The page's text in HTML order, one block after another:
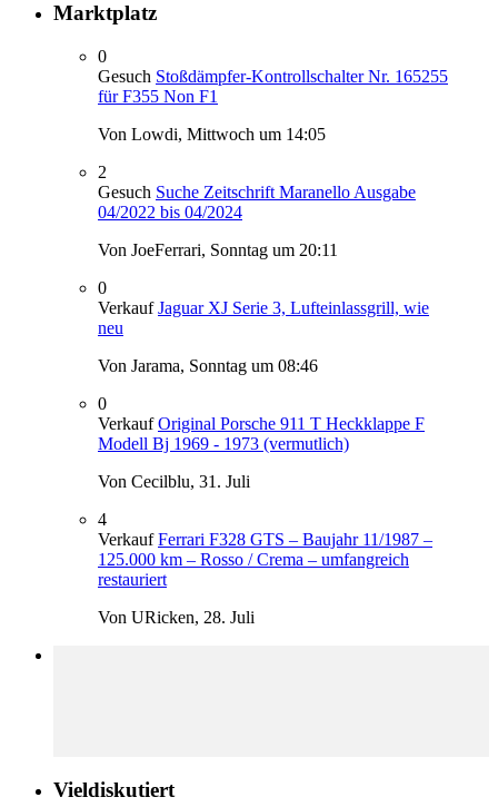
Marktplatz
0
Gesuch Stoßdämpfer-Kontrollschalter Nr. 165255
für F355 Non F1
Von Lowdi, Mittwoch um 14:05
2
Gesuch Suche Zeitschrift Maranello Ausgabe
04/2022 bis 04/2024
Von JoeFerrari, Sonntag um 20:11
0
Verkauf Jaguar XJ Serie 3, Lufteinlassgrill, wie
neu
Von Jarama, Sonntag um 08:46
0
Verkauf Original Porsche 911 T Heckklappe F
Modell Bj 1969 - 1973 (vermutlich)
Von Cecilblu, 31. Juli
4
Verkauf Ferrari F328 GTS – Baujahr 11/1987 –
125.000 km – Rosso / Crema – umfangreich
restauriert
Von URicken, 28. Juli
Vieldiskutiert